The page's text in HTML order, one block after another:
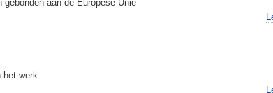
gebonden aan de Europese Unie
het werk